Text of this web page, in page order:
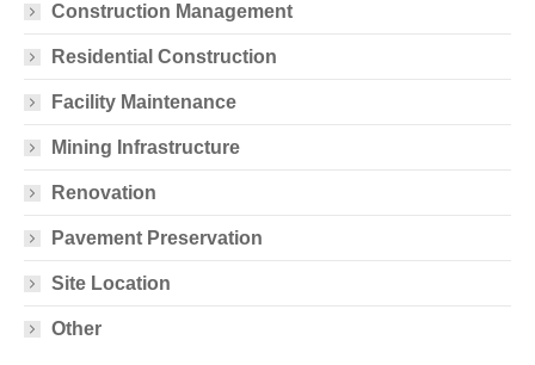
Construction Management
Residential Construction
Facility Maintenance
Mining Infrastructure
Renovation
Pavement Preservation
Site Location
Other